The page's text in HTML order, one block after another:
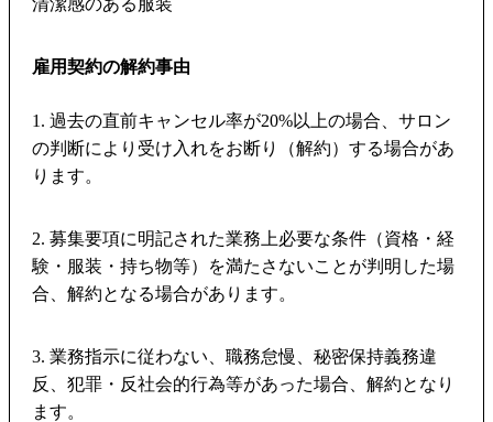
雇用契約の解約事由
1. 過去の直前キャンセル率が20%以上の場合、サロン
の判断により受け入れをお断り（解約）する場合があ
ります。
2. 募集要項に明記された業務上必要な条件（資格・経
験・服装・持ち物等）を満たさないことが判明した場
合、解約となる場合があります。
3. 業務指示に従わない、職務怠慢、秘密保持義務違
反、犯罪・反社会的行為等があった場合、解約となり
ます。